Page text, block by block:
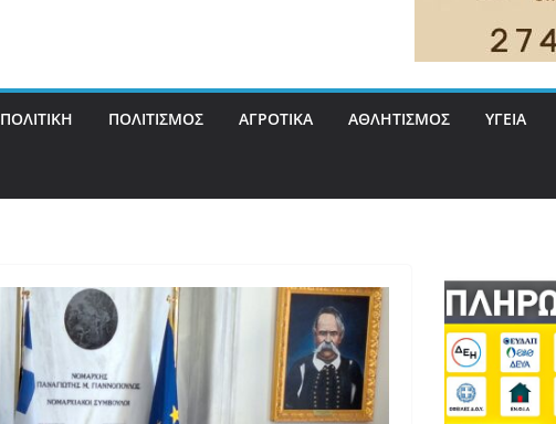
ΠΟΛΙΤΙΚΗ ΠΟΛΙΤΙΣΜΟΣ ΑΓΡΟΤΙΚΑ ΑΘΛΗΤΙΣΜΟΣ ΥΓΕΙΑ